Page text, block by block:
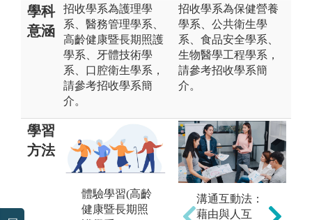
學科
意涵
招收學系為護理學
系、醫務管理學系、
高齡健康暨長期照護
學系、牙體技術學
系、口腔衛生學系，
請參考招收學系簡
介。
招收學系為保健營養
學系、公共衛生學
系、食品安全學系、
生物醫學工程學系，
請參考招收學系簡
介。
學習
方法
體驗學習(高齡
健康暨長期照
整合性專案討
論(醫務管理學
溝通互動法：
藉由與人互